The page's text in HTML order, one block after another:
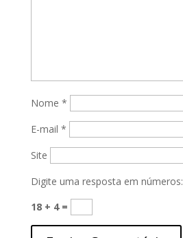
Nome *
E-mail *
Site
Digite uma resposta em números:
18 + 4 =